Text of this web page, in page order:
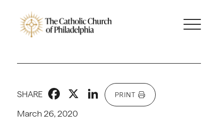
March 26, 2020
SHARE Facebook
X LinkedIn
PRINT